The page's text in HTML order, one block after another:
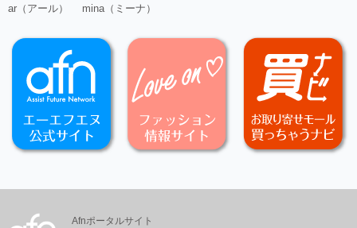
ar（アール）
mina（ミーナ）
Afnポータルサイト